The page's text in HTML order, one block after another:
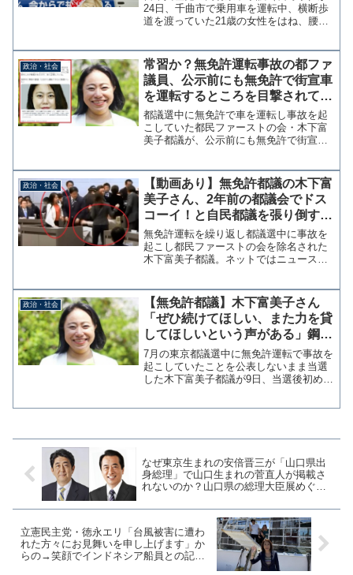
24日、千曲市で乗用車を運転中、横断歩
道を渡っていた21歳の女性をはね、腰の
辞職の意向 “無免許で人身事故”｜NHK 長
野県のニュ...
政治・社会
常習か？無免許運転事故の都ファ
議員、公示前にも無免許で街宣車
を運転するところを目撃されてい
た！事故後の関係者への報告も虚
偽
都議選中に無免許で車を運転し事故を起
こしていた都民ファーストの会・木下富
美子都議が、公示前にも無免許で街宣車
一郎氏によると、都議選公示前の6月21日
に木下都議が街宣車を...
政治・社会
【動画あり】無免許都議の木下富
美子さん、2年前の都議会でドス
コーイ！と自民都議を張り倒す暴
行騒ぎを起こしていた
無免許運転を繰り返し都議選中に事故を
起こし都民ファーストの会を除名された
木下富美子都議。ネットではニュースタ
議会では自民党都議を椅子からひっくり
返す暴行騒ぎを起こして...
政治・社会
【無免許都議】木下富美子さん
「ぜひ続けてほしい、また力を貸
してほしいという声がある」鋼の
メンタルで辞職を否定
7月の東京都議選中に無免許運転で事故を
起こしていたことを公表しないまま当選
した木下富美子都議が9日、当選後初めて
なぜ東京生まれの安倍晋三が「山口県出
身総理」で山口生まれの菅直人が掲載さ
れないのか？山口県の総理大臣展めぐり
立憲民主党・徳永エリ「台風被害に遭わ
れた方々にお見舞いを申し上げます」か
らの→笑顔でインドネシア船員との記念